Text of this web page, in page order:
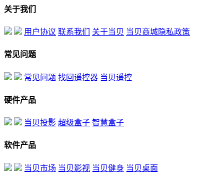
关于我们
用户协议 联系我们 关于当贝 当贝商城隐私政策
常见问题
常见问题 找回遥控器 当贝遥控
硬件产品
当贝投影 超级盒子 智慧盒子
软件产品
当贝市场 当贝影视 当贝健身 当贝桌面